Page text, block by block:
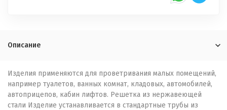
Описание
Изделия применяются для проветривания малых помещений,
например туалетов, ванных комнат, кладовых, автомобилей,
автоприцепов, кабин лифтов. Решетка из нержавеющей
стали Изделие устанавливается в стандартные трубы из